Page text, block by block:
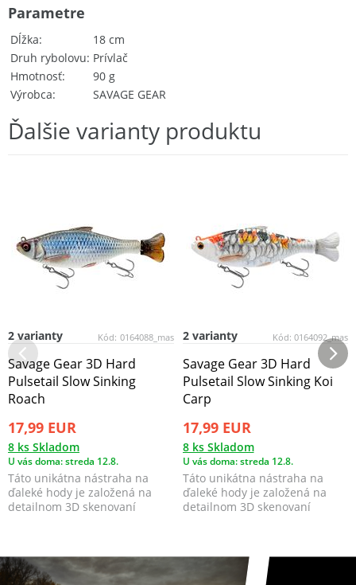
Dĺžka
18 cm
Druh rybolovu Prívlač
Hmotnosť
90 g
Výrobca
SAVAGE GEAR
Parametre
Ďalšie varianty produktu
Kód: 0164088_mas
2 varianty
Savage Gear 3D Hard
Pulsetail Slow Sinking
Roach
17,99 EUR
8 ks Skladom
U vás doma: streda 12.8.
Táto unikátna nástraha na
ďaleké hody je založená na
detailnom 3D skenovaní
Kód: 0164092_mas
2 varianty
Savage Gear 3D Hard
Pulsetail Slow Sinking Koi
Carp
17,99 EUR
8 ks Skladom
U vás doma: streda 12.8.
Táto unikátna nástraha na
ďaleké hody je založená na
detailnom 3D skenovaní